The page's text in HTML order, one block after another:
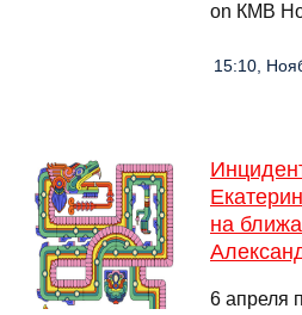
on КМВ
15:10,
на
6 апреля